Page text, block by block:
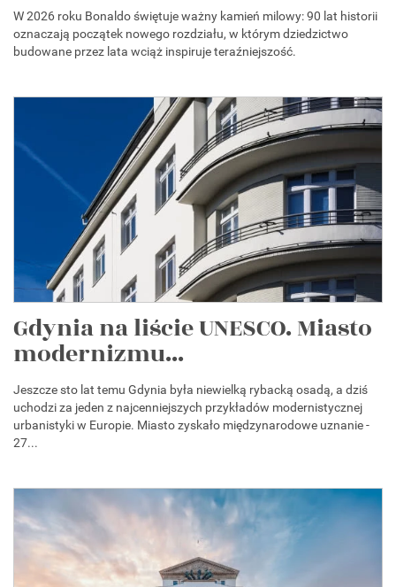
W 2026 roku Bonaldo świętuje ważny kamień milowy: 90 lat historii
oznaczają początek nowego rozdziału, w którym dziedzictwo
budowane przez lata wciąż inspiruje teraźniejszość.
Gdynia na liście UNESCO. Miasto
modernizmu...
Jeszcze sto lat temu Gdynia była niewielką rybacką osadą, a dziś
uchodzi za jeden z najcenniejszych przykładów modernistycznej
urbanistyki w Europie. Miasto zyskało międzynarodowe uznanie -
27...